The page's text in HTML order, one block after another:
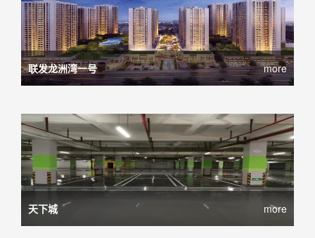
联发龙洲湾一号 more
天下城 more